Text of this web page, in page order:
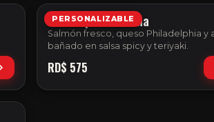
PERSONALIZABLE
La Pampara Marina
Salmón fresco, queso Philadelphia y
bañado en salsa spicy y teriyaki.
RD$ 575